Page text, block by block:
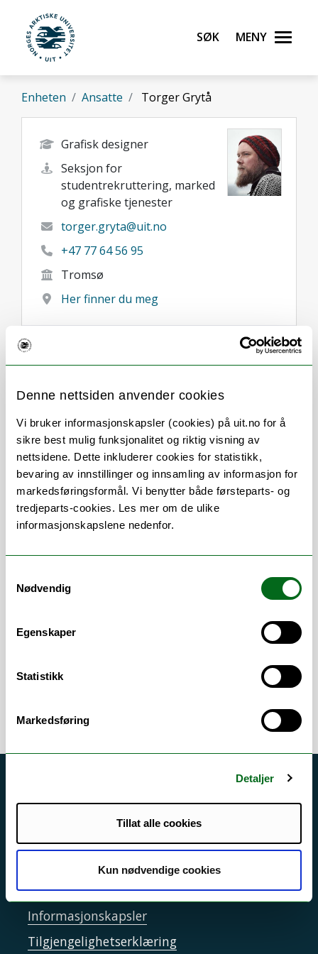
Denne nettsiden anvender cookies
Vi bruker informasjonskapsler (cookies) på uit.no for å
sikre best mulig funksjonalitet og riktig visning av
nettsidene. Dette inkluderer cookies for statistikk,
bevaring av innstillinger og innsamling av informasjon for
markedsføringsformål. Vi benytter både førsteparts- og
tredjeparts-cookies. Les mer om de ulike
informasjonskapslene nedenfor.
Nødvendig
Egenskaper
Statistikk
Markedsføring
Detaljer
Tillat alle cookies
Kun nødvendige cookies
Gå til hovedinnhold
UiT Norges arktiske universitet
Søk Meny
Enheten Ansatte Torger Grytå
Grafisk designer
Seksjon for
studentrekruttering, marked
og grafiske tjenester
torger.gryta@uit.no
+47 77 64 56 95
Tromsø
Her finner du meg
Om
Forskning og undervisning
Her finner du meg
Stillingsbeskrivelse
Arbeidsområder
/
Grafisk design
Utstillinger
Driftsmeldinger
Personvern ved UiT
Sikkerhet, beredskap og personvern
Informasjonskapsler
Tilgjengelighetserklæring